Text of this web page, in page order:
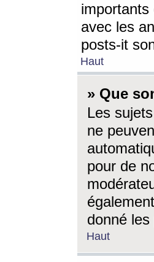
importants
avec les
posts-it
Haut
» Que
Les
ne
pour de
donné
Haut